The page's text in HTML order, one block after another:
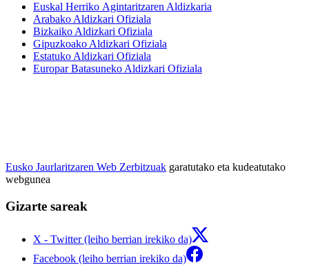
Euskal Herriko Agintaritzaren Aldizkaria
Arabako Aldizkari Ofiziala
Bizkaiko Aldizkari Ofiziala
Gipuzkoako Aldizkari Ofiziala
Estatuko Aldizkari Ofiziala
Europar Batasuneko Aldizkari Ofiziala
Eusko Jaurlaritzaren Web Zerbitzuak garatutako eta kudeatutako
webgunea
Gizarte sareak
X - Twitter (leiho berrian irekiko da)
Facebook (leiho berrian irekiko da)